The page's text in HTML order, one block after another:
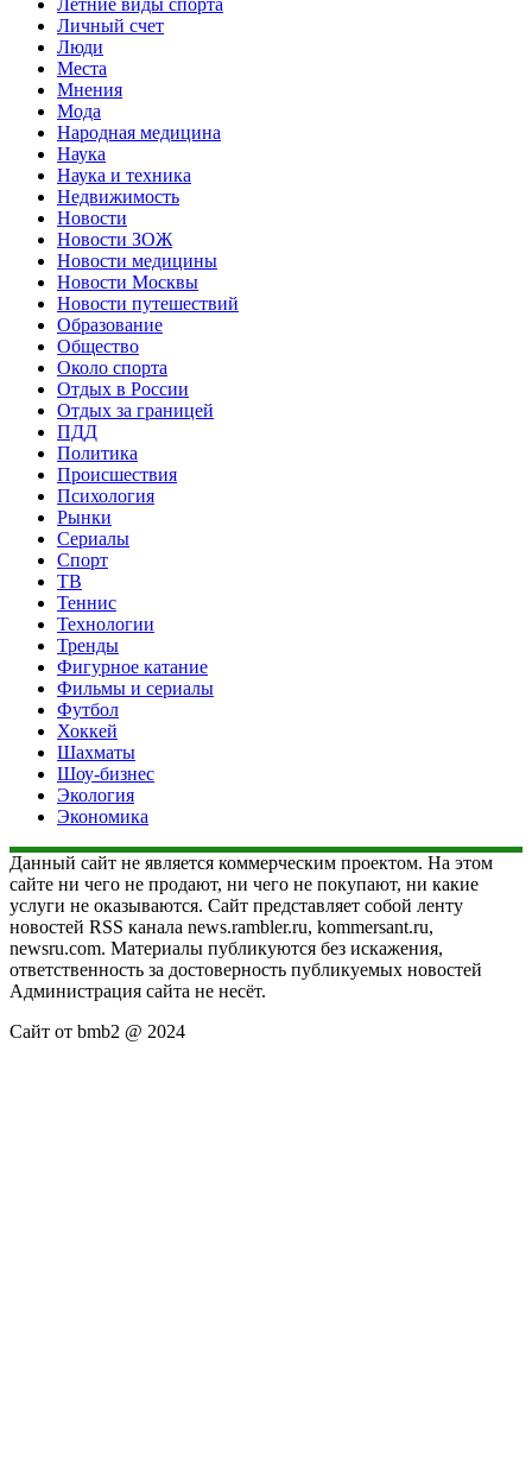
Личный счет
Люди
Места
Мнения
Мода
Народная медицина
Наука
Наука и техника
Недвижимость
Новости
Новости ЗОЖ
Новости медицины
Новости Москвы
Новости путешествий
Образование
Общество
Около спорта
Отдых в России
Отдых за границей
ПДД
Политика
Происшествия
Психология
Рынки
Сериалы
Спорт
ТВ
Теннис
Технологии
Тренды
Фигурное катание
Фильмы и сериалы
Футбол
Хоккей
Шахматы
Шоу-бизнес
Экология
Экономика
Данный сайт не является коммерческим проектом. На этом
сайте ни чего не продают, ни чего не покупают, ни какие
услуги не оказываются. Сайт представляет собой ленту
новостей RSS канала news.rambler.ru, kommersant.ru,
newsru.com. Материалы публикуются без искажения,
ответственность за достоверность публикуемых новостей
Администрация сайта не несёт.
Сайт от bmb2 @ 2024